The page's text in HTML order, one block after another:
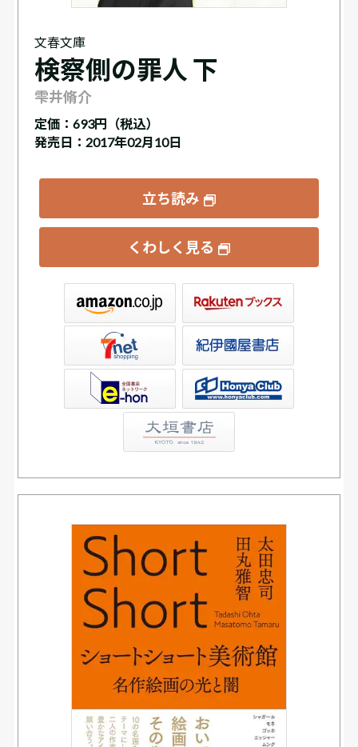
文春文庫
検察側の罪人 下
雫井脩介
定価： 693円（税込）
発売日：2017年02月10日
立ち読み
くわしく見る
書店ウェブストア